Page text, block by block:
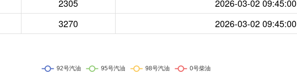
2305
2026-03-02 09:45:00
3270 2026-03-02 09:45:00